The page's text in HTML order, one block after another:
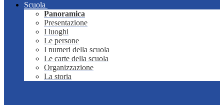
Scuola
Panoramica
Presentazione
I luoghi
Le persone
I numeri della scuola
Le carte della scuola
Organizzazione
La storia